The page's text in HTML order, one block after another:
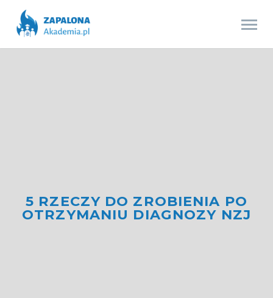
5 RZECZY DO ZROBIENIA PO
OTRZYMANIU DIAGNOZY NZJ